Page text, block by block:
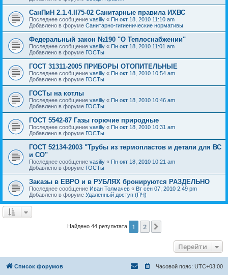
СанПиН 2.1.4.II75-02 Санитарные правила ИХВС
Последнее сообщение vasiliy « Пн окт 18, 2010 11:10 am
Добавлено в форуме Санитарно-гигиенические нормативы
Федеральный закон №190 "О Теплоснабжении"
Последнее сообщение vasiliy « Пн окт 18, 2010 11:01 am
Добавлено в форуме ГОСТы
ГОСТ 31311-2005 ПРИБОРЫ ОТОПИТЕЛЬНЫЕ
Последнее сообщение vasiliy « Пн окт 18, 2010 10:54 am
Добавлено в форуме ГОСТы
ГОСТы на котлы
Последнее сообщение vasiliy « Пн окт 18, 2010 10:46 am
Добавлено в форуме ГОСТы
ГОСТ 5542-87 Газы горючие природные
Последнее сообщение vasiliy « Пн окт 18, 2010 10:31 am
Добавлено в форуме ГОСТы
ГОСТ 52134-2003 "Трубы из термопластов и детали для ВС
и СО"
Последнее сообщение vasiliy « Пн окт 18, 2010 10:21 am
Добавлено в форуме ГОСТы
Заказы в ЕВРО и в РУБЛЯХ бронируются РАЗДЕЛЬНО
Последнее сообщение Иван Толмачев « Вт сен 07, 2010 2:49 pm
Добавлено в форуме Удаленный доступ (ПЧ)
Найдено 44 результата 1 2
Перейти
Список форумов Часовой пояс: UTC+03:00